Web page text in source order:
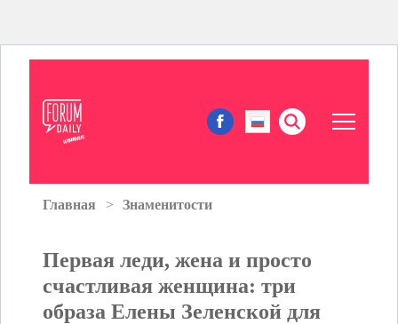
ИММИГРАЦИЯ В США
ЗНАМЕНИТОСТИ
Главная Знаменитости
Первая леди, жена и просто
счастливая женщина: три
образа Елены Зеленской для